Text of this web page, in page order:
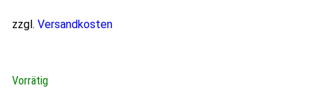
zzgl. Versandkosten
Vorrätig